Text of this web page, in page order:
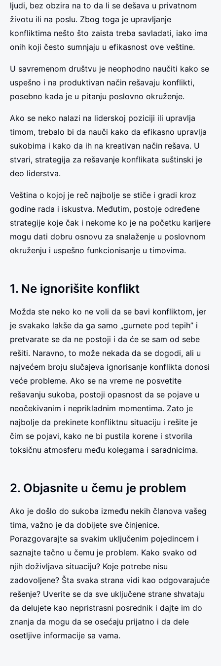
ljudi, bez obzira na to da li se dešava u privatnom
životu ili na poslu. Zbog toga je upravljanje
konfliktima nešto što zaista treba savladati, iako ima
onih koji često sumnjaju u efikasnost ove veštine.
U savremenom društvu je neophodno naučiti kako se
uspešno i na produktivan način rešavaju konflikti,
posebno kada je u pitanju poslovno okruženje.
Ako se neko nalazi na liderskoj poziciji ili upravlja
timom, trebalo bi da nauči kako da efikasno upravlja
sukobima i kako da ih na kreativan način rešava. U
stvari, strategija za rešavanje konflikata suštinski je
deo liderstva.
Veština o kojoj je reč najbolje se stiče i gradi kroz
godine rada i iskustva. Međutim, postoje određene
strategije koje čak i nekome ko je na početku karijere
mogu dati dobru osnovu za snalaženje u poslovnom
okruženju i uspešno funkcionisanje u timovima.
1. Ne ignorišite konflikt
Možda ste neko ko ne voli da se bavi konfliktom, jer
je svakako lakše da ga samo „gurnete pod tepih” i
pretvarate se da ne postoji i da će se sam od sebe
rešiti. Naravno, to može nekada da se dogodi, ali u
najvećem broju slučajeva ignorisanje konflikta donosi
veće probleme. Ako se na vreme ne posvetite
rešavanju sukoba, postoji opasnost da se pojave u
neočekivanim i neprikladnim momentima. Zato je
najbolje da prekinete konfliktnu situaciju i rešite je
čim se pojavi, kako ne bi pustila korene i stvorila
toksičnu atmosferu među kolegama i saradnicima.
2. Objasnite u čemu je problem
Ako je došlo do sukoba između nekih članova vašeg
tima, važno je da dobijete sve činjenice.
Porazgovarajte sa svakim uključenim pojedincem i
saznajte tačno u čemu je problem. Kako svako od
njih doživljava situaciju? Koje potrebe nisu
zadovoljene? Šta svaka strana vidi kao odgovarajuće
rešenje? Uverite se da sve uključene strane shvataju
da delujete kao nepristrasni posrednik i dajte im do
znanja da mogu da se osećaju prijatno i da dele
osetljive informacije sa vama.